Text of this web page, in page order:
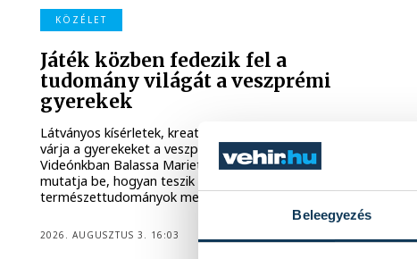
Beleegyezés
KÖZÉLET
Játék közben fedezik fel a
tudomány világát a veszprémi
gyerekek
Látványos kísérletek, kreatív feladatok és sok-sok élmény
várja a gyerekeket a veszprémi Tinker Labsben.
Videónkban Balassa Marietta, a központ vezetője
mutatja be, hogyan teszik izgalmassá a
természettudományok megismerését.
2026. AUGUSZTUS 3. 16:03